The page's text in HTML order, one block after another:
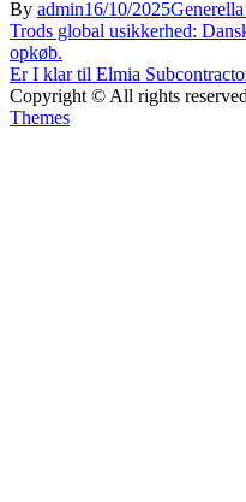
By admin16/10/2025
Indlægsnavigation
Trods global usikkerhed:
opkøb.
Er I klar til Elmia
Copyright © All rights
Themes